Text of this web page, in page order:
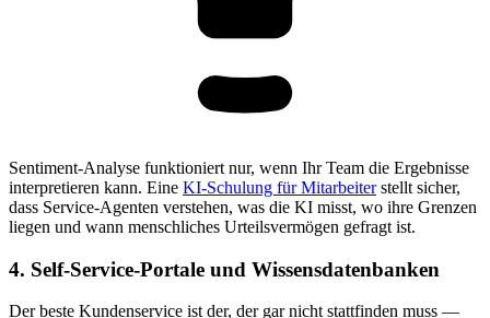
Sentiment-Analyse funktioniert nur, wenn Ihr Team die Ergebnisse
interpretieren kann. Eine KI-Schulung für Mitarbeiterstellt sicher,
dass Service-Agenten verstehen, was die KI misst, wo ihre Grenzen
liegen und wann menschliches Urteilsvermögen gefragt ist.
4. Self-Service-Portale und Wissensdatenbanken
Der beste Kundenservice ist der, der gar nicht stattfinden muss —